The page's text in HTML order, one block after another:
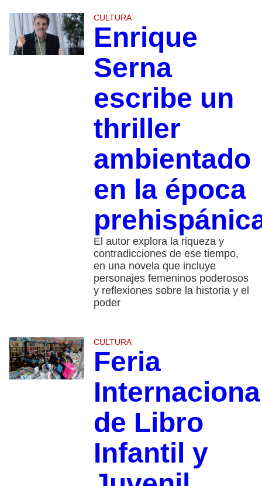
CULTURA
Enrique
Serna
escribe un
thriller
ambientado
en la época
El autor explora la riqueza y
contradicciones de ese tiempo,
en una novela que incluye
personajes femeninos poderosos
y reflexiones sobre la historia y el
poder
CULTURA
Feria
de Libro
Infantil y